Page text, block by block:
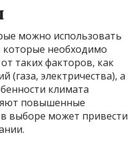
можно использовать
которые необходимо
таких факторов, как
электричества), а
климата
повышенные
выборе может привести